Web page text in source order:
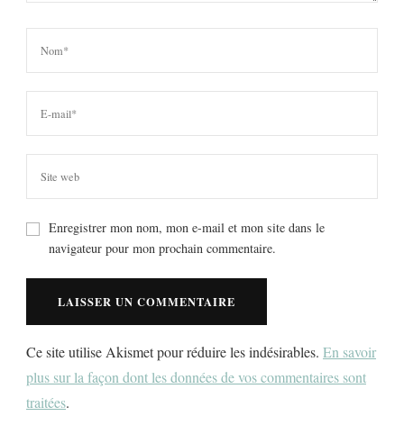
Enregistrer mon nom, mon e-mail et mon site dans le
navigateur pour mon prochain commentaire.
Ce site utilise Akismet pour réduire les indésirables. En savoir
plus sur la façon dont les données de vos commentaires sont
traitées.